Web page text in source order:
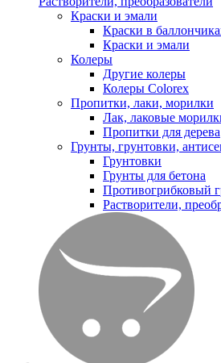
Краски и эмали
Краски в
Краски и эмали
Колеры
Другие колеры
Колеры Colorex
Пропитки, лаки, морилки
Лак, лаковые
Пропитки для дерева
Грунты, грунтовки,
Грунтовки
Грунты для бетона
Противогрибковый
Растворители,